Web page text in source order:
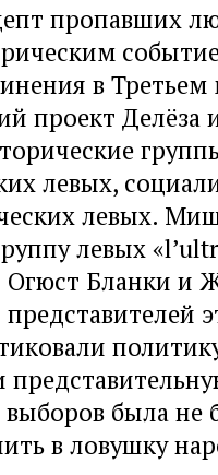
пропавших
в
проект Делёза
левых,
левых.
левых
Огюст Бланки и
была не
в ловушку